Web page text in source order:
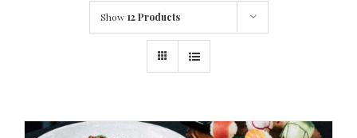
Show 12 Products